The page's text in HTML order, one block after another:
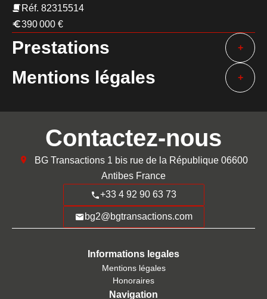
Réf. 82315514
390 000 €
Prestations +
Mentions légales +
Contactez-nous
BG Transactions 1 bis rue de la République 06600
Antibes France
+33 4 92 90 63 73
bg2@bgtransactions.com
Informations legales
Mentions légales
Honoraires
Navigation